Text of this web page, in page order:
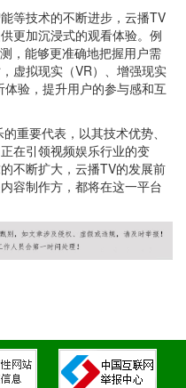
等技术的不断进步，云播TV
更加沉浸式的观看体验。例
，能够更准确地把握用户需
虚拟现实（VR）、增强现实
体验，提升用户的参与感和互
重要代表，以其技术优势、
在引领视频娱乐行业的变
不断扩大，云播TV的发展前
容制作方，都将在这一平台